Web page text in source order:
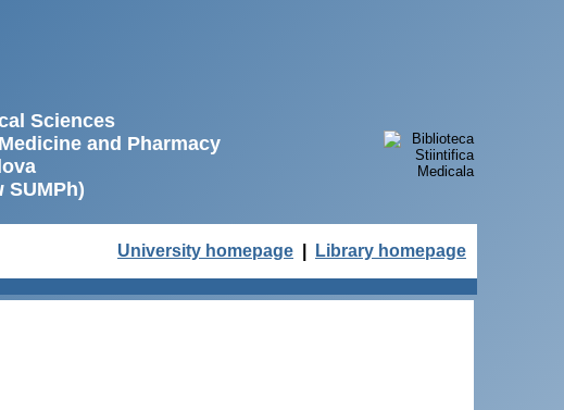
Sciences
and Pharmacy
SUMPh)
University homepage Library homepage